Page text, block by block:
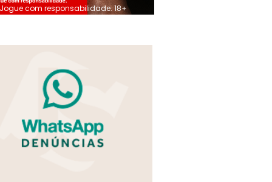
Jogue com responsabilidade. 18+